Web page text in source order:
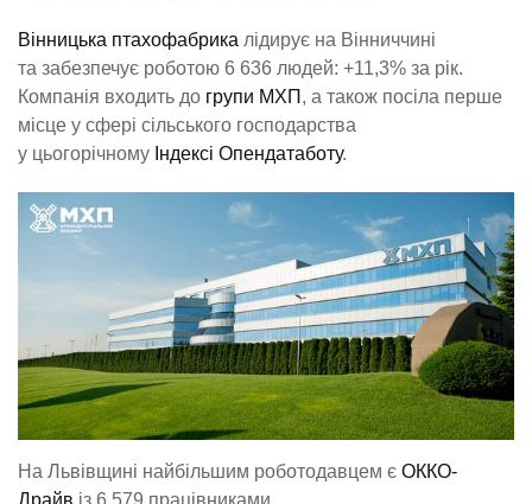
Вінницька птахофабрика лідирує на Вінниччині
та забезпечує роботою 6 636 людей: +11,3% за рік.
Компанія входить до групи МХП , а також посіла перше
місце у сфері сільського господарства
у цьогорічному Індексі Опендатаботу.
На Львівщині найбільшим роботодавцем є ОККО-